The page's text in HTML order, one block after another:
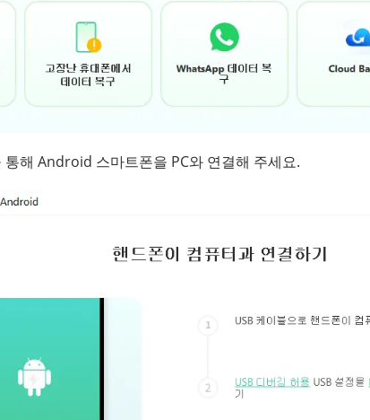
통해 Android 스마트폰을 PC와 연결해 주세요.